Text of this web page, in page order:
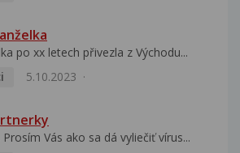
po xx letech přivezla z Východu...
5.10.2023
Vás ako sa dá vyliečiť vírus...